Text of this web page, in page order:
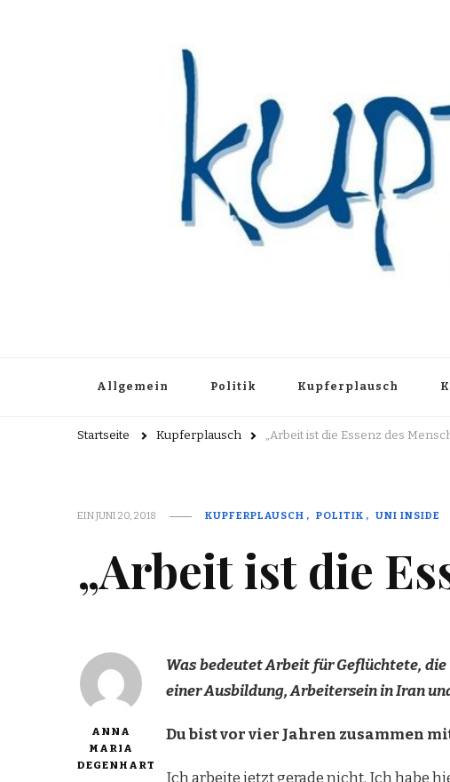
Kupferblau
Allgemein Politik Kupferplausch
Startseite Kupferplausch „Arbeit ist die Essenz des
EINJUNI 20, 2018 KUPFERPLAUSCH POLITIK UNI INSIDE
„Arbeit ist die
ANNA
MARIA
DEGENHART
Was bedeutet Arbeit für Geflüchtete,
einer Ausbildung, Arbeitersein in Iran
Du bist vor vier Jahren zusammen